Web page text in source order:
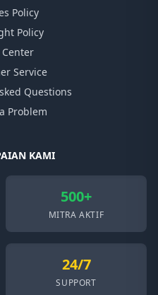
Policy
Policy
Service
Questions
Problem
KAMI
500+
MITRA AKTIF
24/7
SUPPORT